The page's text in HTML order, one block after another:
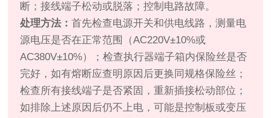
断；接线端子松动或脱落；控制电路故障。
处理方法：首先检查电源开关和供电线路，测量电
源电压是否在正常范围（AC220V±10%或
AC380V±10%）；检查执行器端子箱内保险丝是否
完好，如有熔断应查明原因后更换同规格保险丝；
检查所有接线端子是否紧固，重新插接松动部位；
如排除上述原因后仍不上电，可能是控制板或变压